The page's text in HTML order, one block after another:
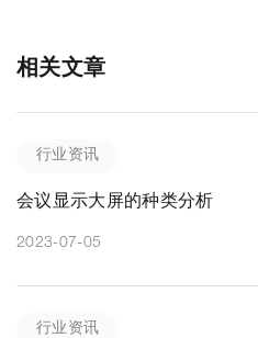
相关文章
行业资讯
会议显示大屏的种类分析
2023-07-05
行业资讯